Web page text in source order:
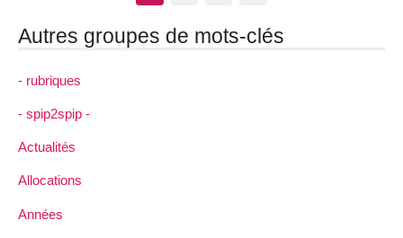
Autres groupes de mots-clés
- rubriques
- spip2spip -
Actualités
Allocations
Années